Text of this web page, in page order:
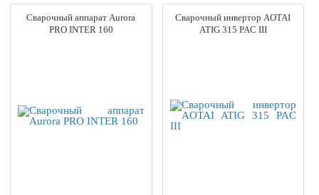
Сварочный аппарат Aurora
PRO INTER 160
Сварочный инвертор AOTAI
ATIG 315 PAC III